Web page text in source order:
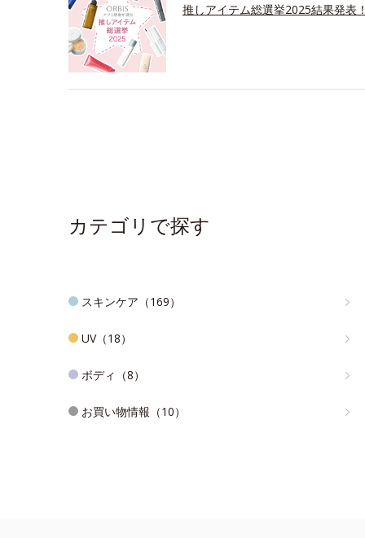
推しアイテム総選挙2025結果発表
カテゴリで探す
スキンケア（169）
UV（18）
ボディ（8）
お買い物情報（10）